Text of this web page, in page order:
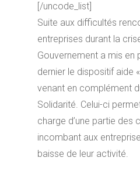
[/uncode_list]
Suite aux difficultés
entreprises durant la
Gouvernement a mis en
dernier le dispositif aide
venant en complément
Solidarité. Celui-ci
charge d’une partie des
incombant aux
baisse de leur activité.